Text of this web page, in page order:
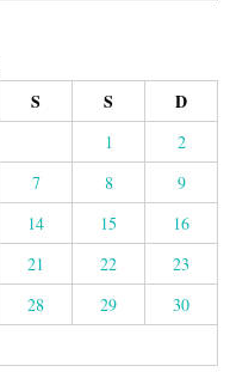
S S D
1
2
7 8
9
14 15
16
21 22
23
28 29
30